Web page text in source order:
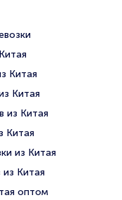
Китая
Китая
из Китая
Китая
из Китая
из Китая
оптом